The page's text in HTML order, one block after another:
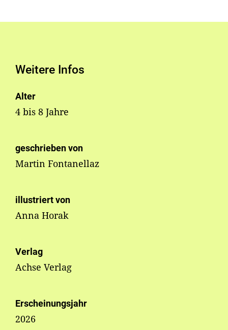
Weitere Infos
Alter
4 bis 8 Jahre
geschrieben von
Martin Fontanellaz
illustriert von
Anna Horak
Verlag
Achse Verlag
Erscheinungsjahr
2026